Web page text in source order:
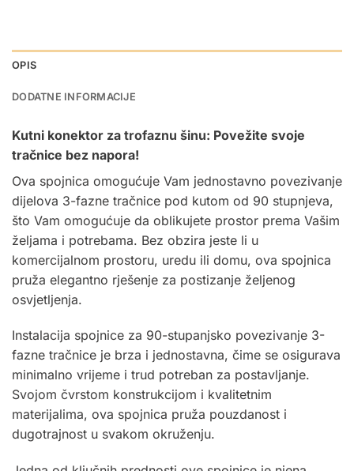
OPIS
DODATNE INFORMACIJE
Kutni konektor za trofaznu šinu: Povežite svoje
tračnice bez napora!
Ova spojnica omogućuje Vam jednostavno povezivanje
dijelova 3-fazne tračnice pod kutom od 90 stupnjeva,
što Vam omogućuje da oblikujete prostor prema Vašim
željama i potrebama. Bez obzira jeste li u
komercijalnom prostoru, uredu ili domu, ova spojnica
pruža elegantno rješenje za postizanje željenog
osvjetljenja.
Instalacija spojnice za 90-stupanjsko povezivanje 3-
fazne tračnice je brza i jednostavna, čime se osigurava
minimalno vrijeme i trud potreban za postavljanje.
Svojom čvrstom konstrukcijom i kvalitetnim
materijalima, ova spojnica pruža pouzdanost i
dugotrajnost u svakom okruženju.